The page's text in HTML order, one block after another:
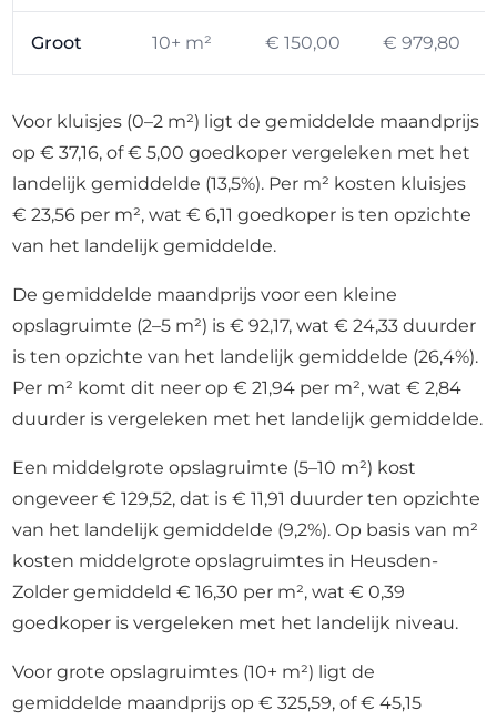
Groot 10+ m² € 150,00 € 979,80
Voor kluisjes (0–2 m²) ligt de gemiddelde maandprijs
op € 37,16, of € 5,00 goedkoper vergeleken met het
landelijk gemiddelde (13,5%). Per m² kosten kluisjes
€ 23,56 per m², wat € 6,11 goedkoper is ten opzichte
van het landelijk gemiddelde.
De gemiddelde maandprijs voor een kleine
opslagruimte (2–5 m²) is € 92,17, wat € 24,33 duurder
is ten opzichte van het landelijk gemiddelde (26,4%).
Per m² komt dit neer op € 21,94 per m², wat € 2,84
duurder is vergeleken met het landelijk gemiddelde.
Een middelgrote opslagruimte (5–10 m²) kost
ongeveer € 129,52, dat is € 11,91 duurder ten opzichte
van het landelijk gemiddelde (9,2%). Op basis van m²
kosten middelgrote opslagruimtes in Heusden-
Zolder gemiddeld € 16,30 per m², wat € 0,39
goedkoper is vergeleken met het landelijk niveau.
Voor grote opslagruimtes (10+ m²) ligt de
gemiddelde maandprijs op € 325,59, of € 45,15